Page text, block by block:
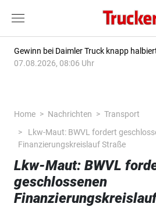
Gewinn bei Daimler Truck knapp
07.08.2026, 08:06 Uhr
Home Nachrichten
Transport
Lkw-Maut: BWVL fordert
Finanzierungskreislauf Straße
Lkw-Maut: BWVL
geschlossenen